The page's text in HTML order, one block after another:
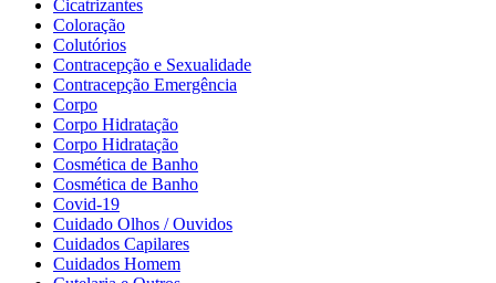
Cicatrizantes
Coloração
Colutórios
Contracepção e Sexualidade
Contracepção Emergência
Corpo
Corpo Hidratação
Corpo Hidratação
Cosmética de Banho
Cosmética de Banho
Covid-19
Cuidado Olhos / Ouvidos
Cuidados Capilares
Cuidados Homem